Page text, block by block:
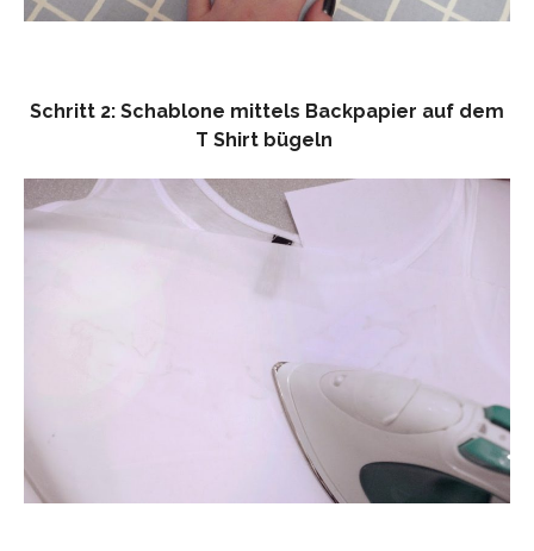
Schritt 2: Schablone mittels Backpapier auf dem
T Shirt bügeln